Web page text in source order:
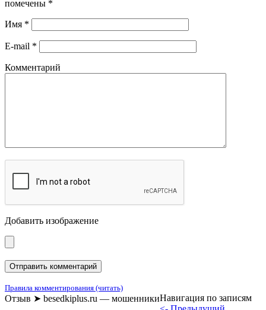
помечены *
Имя *
E-mail *
Комментарий
Добавить изображение
Правила комментирования (читать)
Отзыв ➤ besedkiplus.ru — мошенникиНавигация по записям